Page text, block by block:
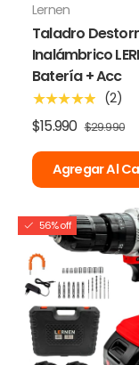
Lernen
Taladro
Inalámbrico
Batería + Acc
★★★★★ (2)
$15.990 $29.990
Agregar Al
56% off